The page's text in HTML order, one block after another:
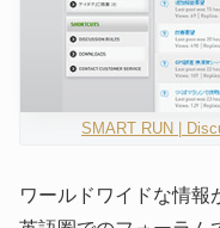
SMART RUN |
ワールドワイドな情報